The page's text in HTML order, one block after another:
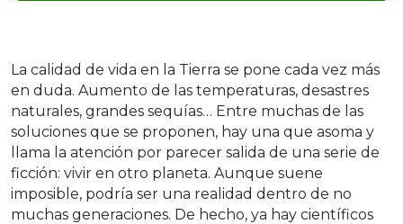
La calidad de vida en la Tierra se pone cada vez más
en duda. Aumento de las temperaturas, desastres
naturales, grandes sequías… Entre muchas de las
soluciones que se proponen, hay una que asoma y
llama la atención por parecer salida de una serie de
ficción: vivir en otro planeta. Aunque suene
imposible, podría ser una realidad dentro de no
muchas generaciones. De hecho, ya hay científicos